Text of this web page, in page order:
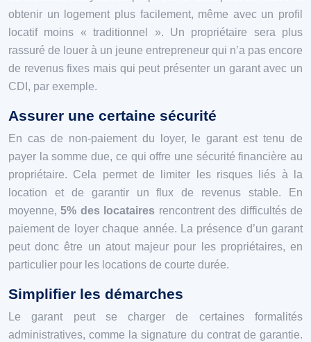
obtenir un logement plus facilement, même avec un profil
locatif moins « traditionnel ». Un propriétaire sera plus
rassuré de louer à un jeune entrepreneur qui n’a pas encore
de revenus fixes mais qui peut présenter un garant avec un
CDI, par exemple.
Assurer une certaine sécurité
En cas de non-paiement du loyer, le garant est tenu de
payer la somme due, ce qui offre une sécurité financière au
propriétaire. Cela permet de limiter les risques liés à la
location et de garantir un flux de revenus stable. En
moyenne,5% des locataires rencontrent des difficultés de
paiement de loyer chaque année. La présence d’un garant
peut donc être un atout majeur pour les propriétaires, en
particulier pour les locations de courte durée.
Simplifier les démarches
Le garant peut se charger de certaines formalités
administratives, comme la signature du contrat de garantie.